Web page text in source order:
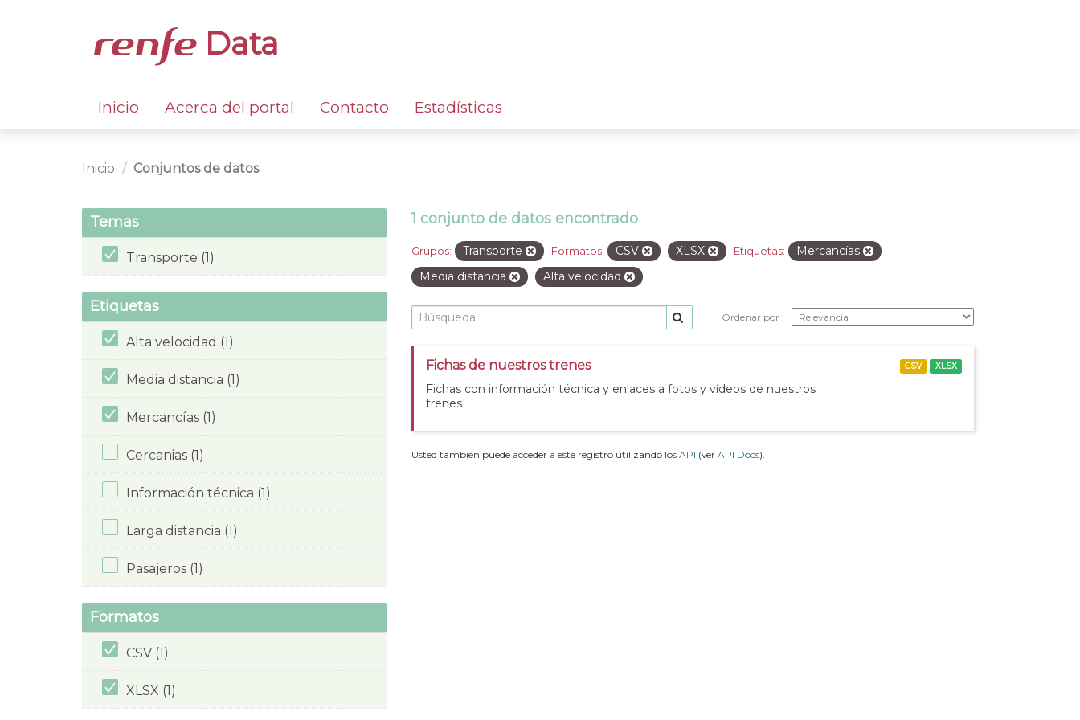
Data
Inicio Acerca del portal Contacto Estadísticas
Inicio Conjuntos de datos
Temas
Transporte (1)
Etiquetas
Alta velocidad (1)
Media distancia (1)
Mercancías (1)
Cercanias (1)
Información técnica (1)
Larga distancia (1)
Pasajeros (1)
Formatos
CSV (1)
XLSX (1)
1 conjunto de datos encontrado
Grupos: Transporte Formatos: CSV XLSX Etiquetas:
Mercancías
Media distancia
Alta velocidad
Ordenar por
Fichas de nuestros trenes
Fichas con información técnica y enlaces a fotos y vídeos de nuestros
trenes
CSV XLSX
Usted también puede acceder a este registro utilizando los API (ver API Docs).